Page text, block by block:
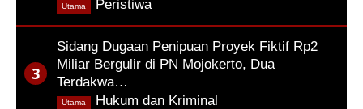
Peristiwa
Utama
Sidang Dugaan Penipuan Proyek Fiktif Rp2
Miliar Bergulir di PN Mojokerto, Dua
Terdakwa…
Hukum dan Kriminal
Utama